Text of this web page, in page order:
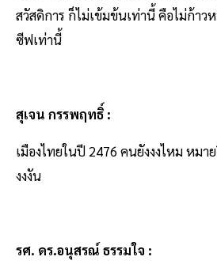
สวัสดิการ ก็ไม่เข้มข้นเท่านี้ คือไม่ก้าว
ซีฟเท่านี้
สุเจน กรรพฤทธิ์ :
เมืองไทยในปี 2476 คนยังงงไหม หมา
งงงัน
รศ. ดร.อนุสรณ์ ธรรมใจ :